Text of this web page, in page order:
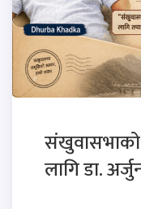
लागि डा.